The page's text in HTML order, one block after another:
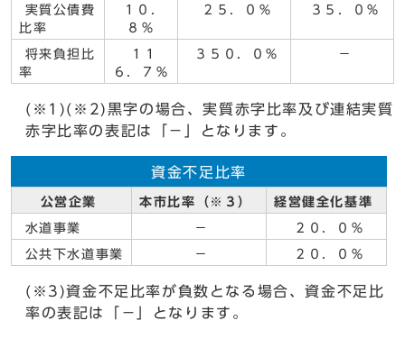
実質公債費
比率
１０．
８％
２５．０％ ３５．０％
将来負担比
率
１１
６．７％
３５０．０％ －
(※1)(※2)黒字の場合、実質赤字比率及び連結実質
赤字比率の表記は「－」となります。
資金不足比率
公営企業 本市比率（※３） 経営健全化基準
水道事業 － ２０．０％
公共下水道事業 － ２０．０％
(※3)資金不足比率が負数となる場合、資金不足比
率の表記は「－」となります。